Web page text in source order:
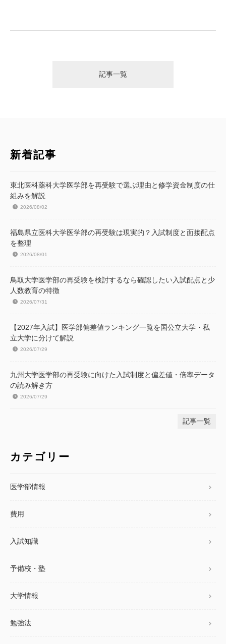
記事一覧
新着記事
東北医科薬科大学医学部を再受験で選ぶ理由と修学資金制度の仕
組みを解説
2026/08/02
福島県立医科大学医学部の再受験は現実的？入試制度と面接配点
を整理
2026/08/01
鳥取大学医学部の再受験を検討するなら確認したい入試配点と少
人数教育の特徴
2026/07/31
【2027年入試】医学部偏差値ランキング一覧を国公立大学・私
立大学に分けて解説
2026/07/29
九州大学医学部の再受験に向けた入試制度と偏差値・倍率データ
の読み解き方
2026/07/29
記事一覧
カテゴリー
医学部情報
費用
入試知識
予備校・塾
大学情報
勉強法